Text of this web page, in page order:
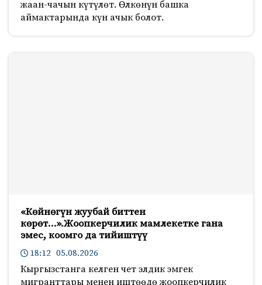
жаан-чачын күтүлөт. Өлкөнүн башка
аймактарында күн ачык болот.
«Көйнөгүн жуубай биттен
көрөт…».Жоопкерчилик мамлекетке гана
эмес, коомго да тийиштүү
18:12 05.08.2026
Кыргызстанга келген чет элдик эмгек
мигранттары менен иштөөдө жоопкерчилик